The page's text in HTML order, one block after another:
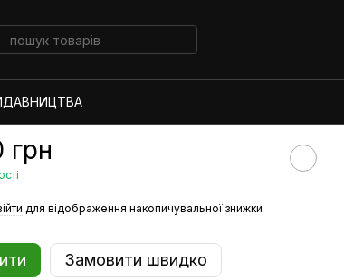
грн
для відображення накопичувальної знижки
Замовити швидко